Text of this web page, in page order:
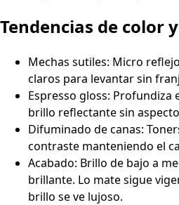
Tendencias de color
Mechas sutiles: Micro
claros para levantar sin
Espresso gloss: Profundiza
brillo reflectante sin
Difuminado de canas:
contraste manteniendo el
Acabado: Brillo de bajo a
brillante. Lo mate sigue
brillo se ve lujoso.